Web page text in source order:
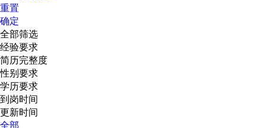
重置
确定
全部筛选
经验要求
简历完整度
性别要求
学历要求
到岗时间
更新时间
全部